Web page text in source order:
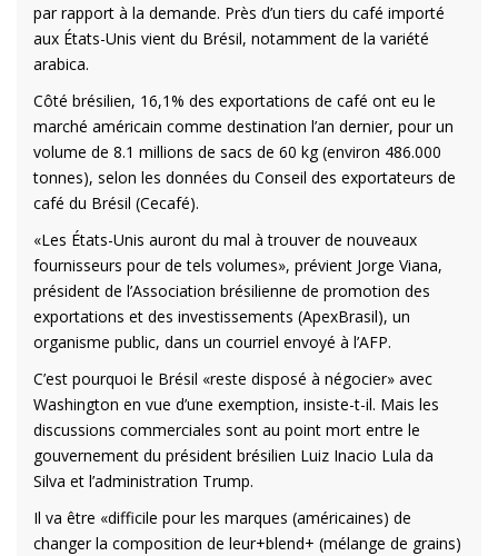
par rapport à la demande. Près d’un tiers du café importé
aux États-Unis vient du Brésil, notamment de la variété
arabica.
Côté brésilien, 16,1% des exportations de café ont eu le
marché américain comme destination l’an dernier, pour un
volume de 8.1 millions de sacs de 60 kg (environ 486.000
tonnes), selon les données du Conseil des exportateurs de
café du Brésil (Cecafé).
«Les États-Unis auront du mal à trouver de nouveaux
fournisseurs pour de tels volumes», prévient Jorge Viana,
président de l’Association brésilienne de promotion des
exportations et des investissements (ApexBrasil), un
organisme public, dans un courriel envoyé à l’AFP.
C’est pourquoi le Brésil «reste disposé à négocier» avec
Washington en vue d’une exemption, insiste-t-il. Mais les
discussions commerciales sont au point mort entre le
gouvernement du président brésilien Luiz Inacio Lula da
Silva et l’administration Trump.
Il va être «difficile pour les marques (américaines) de
changer la composition de leur+blend+ (mélange de grains)